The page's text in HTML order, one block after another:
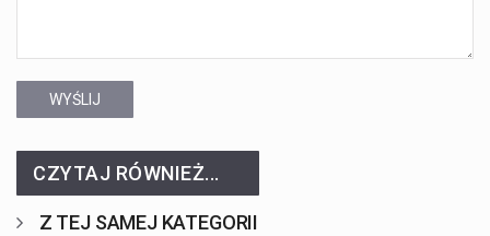
WYŚLIJ
CZYTAJ RÓWNIEŻ...
Z TEJ SAMEJ KATEGORII